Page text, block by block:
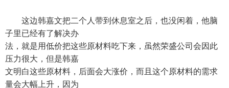
这边韩嘉文把二个人带到休息室之后，也没闲着，他脑
子里已经有了解决办
法，就是用低价把这些原材料吃下来，虽然荣盛公司会因此
压力很大，但是韩嘉
文明白这些原材料，后面会大涨价，而且这个原材料的需求
量会大幅上升，因为